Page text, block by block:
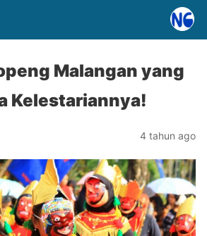
Malangan yang
Kelestariannya!
4 tahun ago